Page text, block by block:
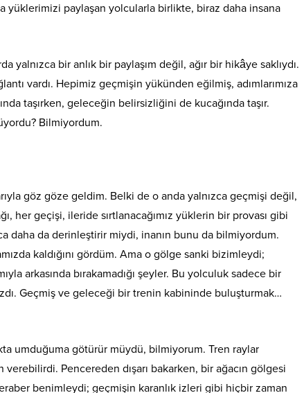
yüklerimizi paylaşan yolcularla birlikte, biraz daha insana
bir anlık bir paylaşım değil, ağır bir hikâye saklıydı.
vardı. Hepimiz geçmişin yükünden eğilmiş, adımlarımıza
taşırken, geleceğin belirsizliğini de kucağında taşır.
Bilmiyordum.
göz göze geldim. Belki de o anda yalnızca geçmişi değil,
her geçişi, ileride sırtlanacağımız yüklerin bir provası gibi
daha da derinleştirir miydi, inanın bunu da bilmiyordum.
kaldığını gördüm. Ama o gölge sanki bizimleydi;
arkasında bırakamadığı şeyler. Bu yolculuk sadece bir
Geçmiş ve geleceği bir trenin kabininde buluşturmak…
umduğuma götürür müydü, bilmiyorum. Tren raylar
Pencereden dışarı bakarken, bir ağacın gölgesi
benimleydi; geçmişin karanlık izleri gibi hiçbir zaman